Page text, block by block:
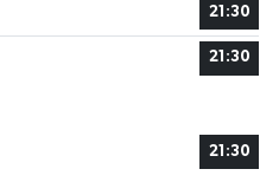
21:30
21:30
21:30